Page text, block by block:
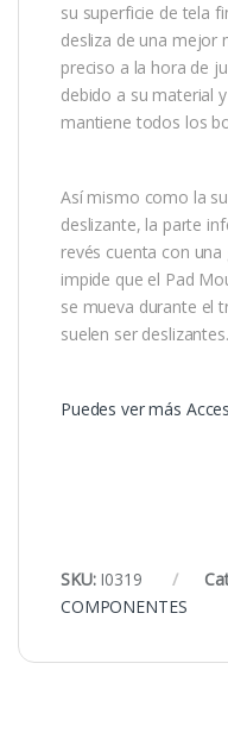
su superficie de tela
desliza de una mejor
preciso a la hora de
debido a su material
mantiene todos los
Así mismo como la
deslizante, la parte
revés cuenta con
impide que el Pad
se mueva durante el
suelen ser deslizantes.
Puedes ver más
SKU: I0319
COMPONENTES